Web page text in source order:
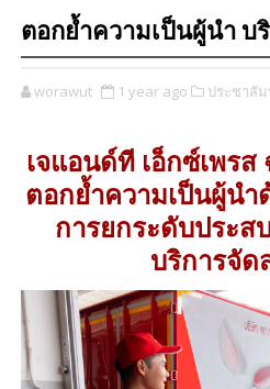
ตอกย้ำความเป็นผู้นำ บ
worawut 1 year ago ประชาสั
เจแอนด์ที เอ็กซ์เพร
ตอกย้ำความเป็นผู้น
การยกระดับประ
บริการจัด